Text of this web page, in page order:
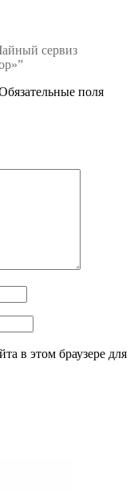
сервиз
поля
в этом браузере для